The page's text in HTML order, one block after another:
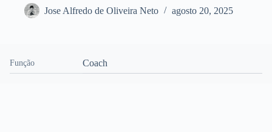
Jose Alfredo de Oliveira Neto agosto 20, 2025
Função Coach